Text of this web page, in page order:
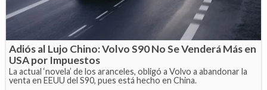
Adiós al Lujo Chino: Volvo S90 No Se Venderá Más en
USA por Impuestos
La actual ‘novela’ de los aranceles, obligó a Volvo a abandonar la
venta en EEUU del S90, pues está hecho en China.